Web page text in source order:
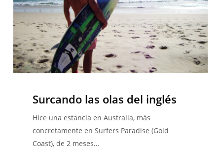
Surcando las olas del inglés
Hice una estancia en Australia, más
concretamente en Surfers Paradise (Gold
Coast), de 2 meses…